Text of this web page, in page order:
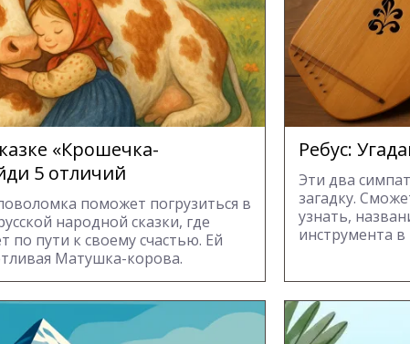
«Крошечка-
5 отличий
поможет погрузиться в
народной сказки, где
по пути к своему счастью. Ей
Матушка-корова.
Ребус:
Эти два
загадку.
узнать,
инструмента